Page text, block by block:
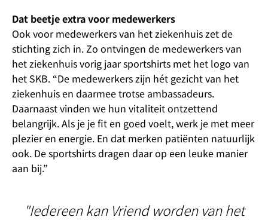
Dat beetje extra voor medewerkers
Ook voor medewerkers van het ziekenhuis zet de
stichting zich in. Zo ontvingen de medewerkers van
het ziekenhuis vorig jaar sportshirts met het logo van
het SKB. “De medewerkers zijn hét gezicht van het
ziekenhuis en daarmee trotse ambassadeurs.
Daarnaast vinden we hun vitaliteit ontzettend
belangrijk. Als je je fit en goed voelt, werk je met meer
plezier en energie. En dat merken patiënten natuurlijk
ook. De sportshirts dragen daar op een leuke manier
aan bij.”
"Iedereen kan Vriend worden van het